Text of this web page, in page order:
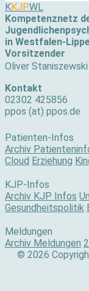
KKJPWL
Kompetenznetz
in Westfalen-
Vorsitzender
Oliver
Kontakt
02302 425856
ppos (at) ppos.de
Patienten-Infos
Archiv
Cloud Erziehung
KJP-Infos
Archiv KJP Infos
Gesundheitspolitik
Meldungen
Archiv Meldungen
© 2026